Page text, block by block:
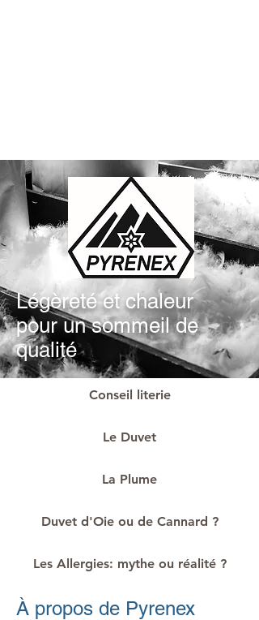
Légèreté et chaleur
pour un sommeil de
qualité
Conseil literie
Le Duvet
La Plume
Duvet d'Oie ou de Cannard ?
Les Allergies: mythe ou réalité ?
À propos de Pyrenex